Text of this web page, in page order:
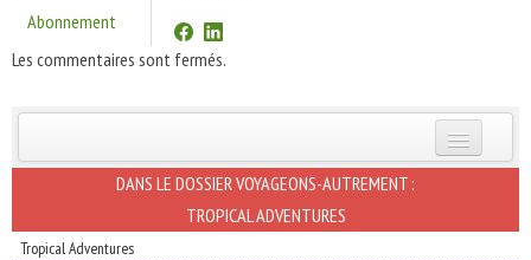
Abonnement
Les commentaires sont fermés.
INSCRIVEZ-VOUS | ABONNEZ-VOUS
DANS LE DOSSIER VOYAGEONS-AUTREMENT :
TROPICAL ADVENTURES
Tropical Adventures